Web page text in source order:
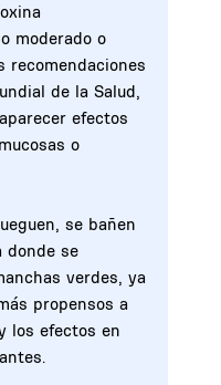
moderado o
recomendaciones
de la Salud,
efectos
o
se bañen
donde se
verdes, ya
propensos a
los efectos en